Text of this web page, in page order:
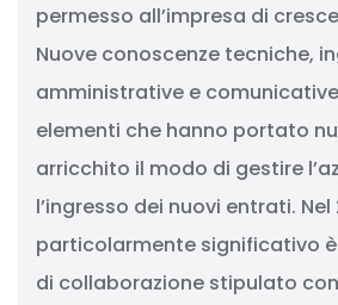
permesso all’impresa di
Nuove conoscenze tecniche,
amministrative e
elementi che hanno portato
arricchito il modo di gestire
l’ingresso dei nuovi entrati. Nel
particolarmente significativo
di collaborazione stipulato